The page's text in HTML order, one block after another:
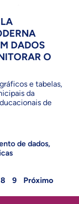
DADOS
O
e tabelas,
da
de
de dados,
8 9 Próximo